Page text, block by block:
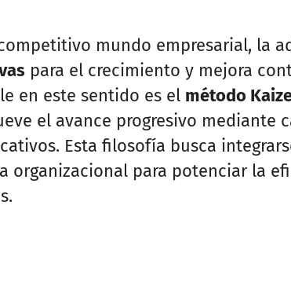
mundo empresarial, la
para el crecimiento y mejora
en este sentido es el método
el avance progresivo mediante
Esta filosofía busca
organizacional para potenciar la